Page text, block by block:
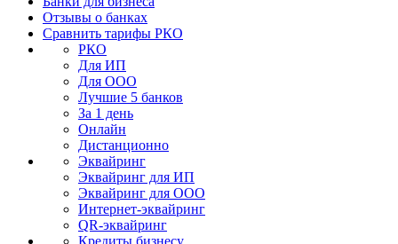
Отзывы о банках
Сравнить тарифы РКО
РКО
Для ИП
Для ООО
Лучшие 5 банков
За 1 день
Онлайн
Дистанционно
Эквайринг
Эквайринг для ИП
Эквайринг для ООО
Интернет-эквайринг
QR-эквайринг
Кредиты бизнесу